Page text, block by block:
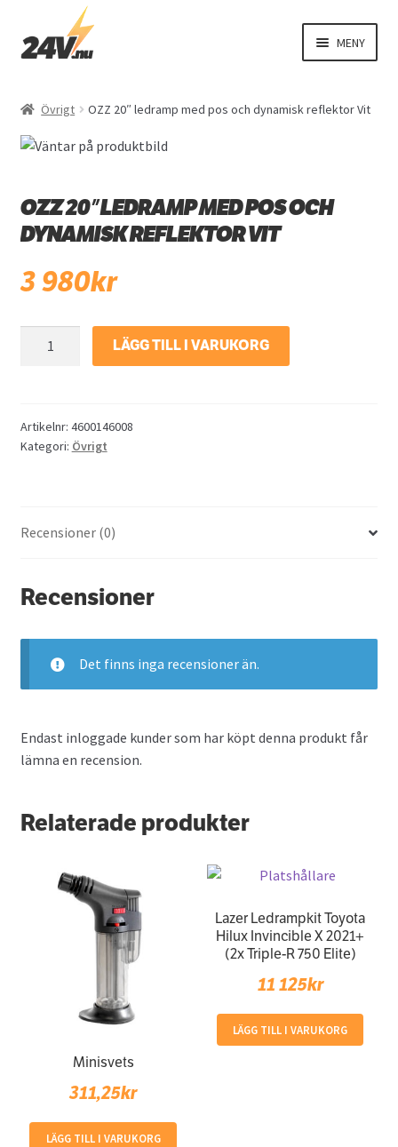
Hoppa
till
Hoppa
till
MENY
El
Exteriör
Varningsbil
Övrigt OZZ 20″ ledramp med pos och dynamisk reflektor Vit
OZZ 20″ LEDRAMP MED POS OCH
DYNAMISK REFLEKTOR VIT
3 980kr
pos
och
mängd
LÄGG TILL I VARUKORG
Artikelnr: 4600146008
Kategori: Övrigt
Recensioner (0)
Recensioner
Det finns inga recensioner än.
Endast inloggade kunder som har köpt denna produkt får
lämna en recension.
Relaterade produkter
Minisvets
311,25kr
LÄGG TILL I VARUKORG
Lazer Ledrampkit Toyota
Hilux Invincible X 2021+
(2x Triple-R 750 Elite)
11 125kr
LÄGG TILL I VARUKORG